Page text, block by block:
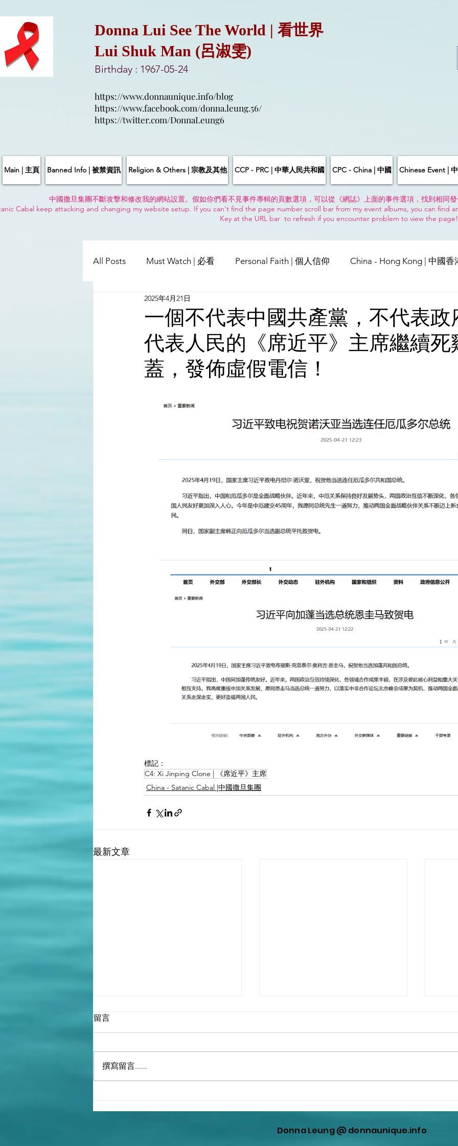
Donna Lui See The World | 看世界
Lui Shuk Man (呂淑雯)
Birthday : 1967-05-24
https://www.donnaunique.info/blog
https://www.facebook.com/donna.leung.56/
https://twitter.com/DonnaLeung6
Main | 主頁 Banned Info | 被禁資訊 Religion & Others | 宗教及其他 CCP - PRC | 中華人民共和國 CPC - China | 中國 Chinese Event |
中國撒旦集團不斷攻擊和修改我的網站設置。假如你們看不見事件專輯的頁數選項，可以從《網誌》上面的事件選項，找到相同
Cabal keep attacking and changing my website setup. If you can't find the page number scroll bar from my event albums, you can find
Key at the URL bar to refresh if you encounter problem to view the
All Posts Must Watch | 必看 Personal Faith | 個人信仰 China - Hong Kong | 中國香
China - Taiwan | 中國臺灣
Satanic Cabals | 撒旦集團 USA | 美國 Pandemic & Health | 流行病 & 健康
一個不代表中國共產黨，不代表政
代表人民的《席近平》主席繼續死
蓋，發佈虛假電信！
2025年4月21日
標記：
C4: Xi Jinping Clone | 《席近平》主席
China - Satanic Cabal |中國撒旦集團
最新文章
《中共中央》就是世襲制，十
走出來表演，企圖轉移共匪在
者AI
留言
撰寫留言......
Donna Leung @ donnaunique.info